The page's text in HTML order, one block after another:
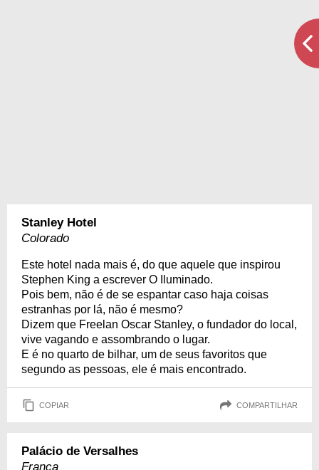
Stanley Hotel
Colorado
Este hotel nada mais é, do que aquele que inspirou
Stephen King a escrever O Iluminado.
Pois bem, não é de se espantar caso haja coisas
estranhas por lá, não é mesmo?
Dizem que Freelan Oscar Stanley, o fundador do local,
vive vagando e assombrando o lugar.
E é no quarto de bilhar, um de seus favoritos que
segundo as pessoas, ele é mais encontrado.
COPIAR COMPARTILHAR
Palácio de Versalhes
França